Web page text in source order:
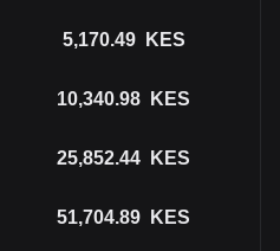
5,170.49 KES
10,340.98 KES
25,852.44 KES
51,704.89 KES